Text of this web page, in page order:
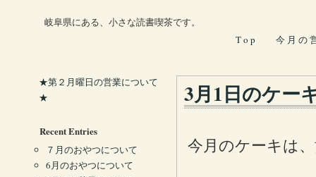
岐阜県にある、小さな読書喫茶です。
T o p
今 月 の
3月1日のケー
今月のケーキは
★第２月曜日の営業について
★
Recent Entries
７月のおやつについて
6月のおやつについて